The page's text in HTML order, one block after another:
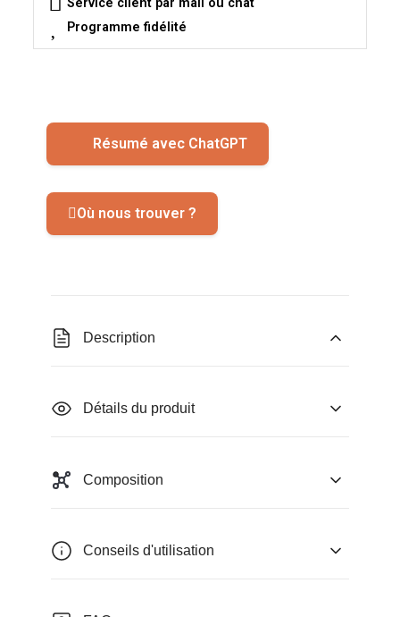
Programme fidélité
Résumé avec ChatGPT
Où nous trouver ?
Description
Détails du produit
Composition
Conseils d'utilisation